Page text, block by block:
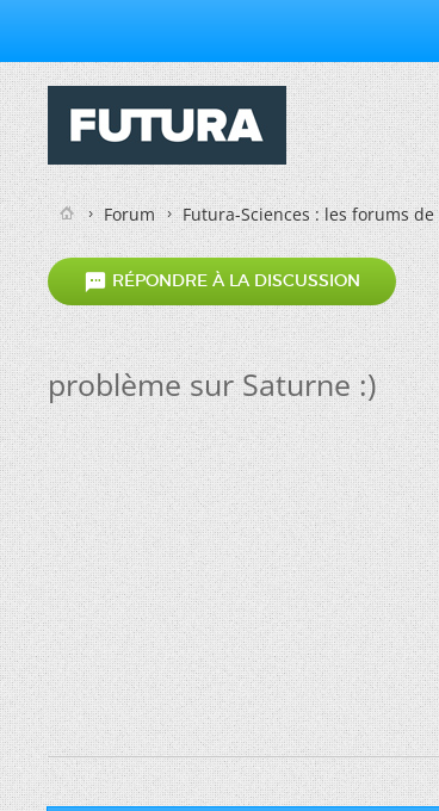
Forum Futura-Sciences : les forums
 RÉPONDRE À LA DISCUSSION
problème sur Saturne :)